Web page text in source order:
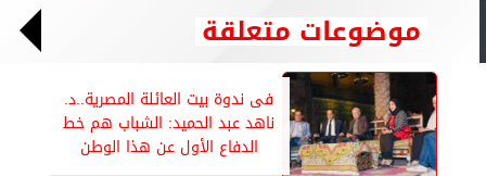
موضوعات متعلقة
فى ندوة بيت العائلة المصرية..د.
ناهد عبد الحميد: الشباب هم خط
الدفاع الأول عن هذا الوطن